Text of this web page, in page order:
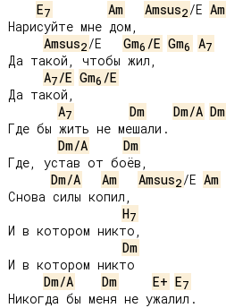
E7 Am Amsus2/E Am
Нарисуйте мне дом,
Amsus2/E Gm6 /E Gm6 A7
Да такой, чтобы жил,
A7/E Gm6 /E
Да такой,
A7 Dm Dm/A Dm
Где бы жить не мешали.
Dm/A
Dm
Где, устав от боёв,
Dm/A
Am Amsus2/E Am
Снова силы копил,
H7
И в котором никто,
Dm
И в котором никто
Dm/A
Dm E+ E7
Никогда бы меня не ужалил.